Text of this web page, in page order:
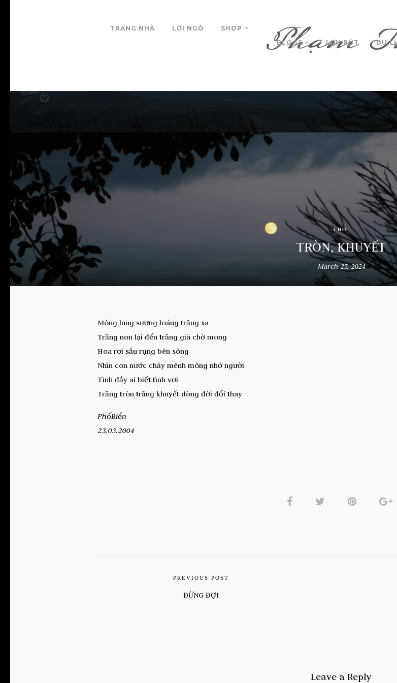
TRANG NHÀ LỜI NGỎ
SHOP
BLOGS
LƯU BÚT DU
THƠ
TRÒN, KHUYẾT
March 25, 2024
Mông lung sương loáng trăng xa
Trăng non lại đến trăng già chờ mong
Hoa rơi sầu rụng bên sông
Nhìn con nước chảy mênh mông nhớ người
Tình đầy ai biết tình vơi
Trăng tròn trăng khuyết dòng đời đổi thay
PhốBiển
23.03.2004
PREVIOUS POST
ĐỪNG ĐỢI
Leave a Reply